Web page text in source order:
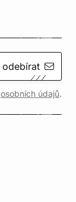
odebírat
osobních údajů.